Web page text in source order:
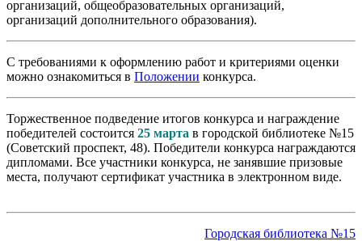
организаций, общеобразовательных организаций,
организаций дополнительного образования).
С требованиями к оформлению работ и критериями оценки
можно ознакомиться в Положении конкурса.
Торжественное подведение итогов конкурса и награждение
победителей состоится 25 марта в городской библиотеке №15
(Советский проспект, 48). Победители конкурса награждаются
дипломами. Все участники конкурса, не занявшие призовые
места, получают сертификат участника в электронном виде.
Городская библиотека №15